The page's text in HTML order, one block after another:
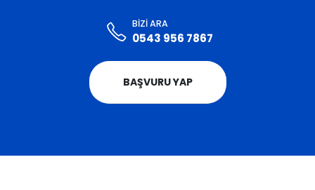
BIZI ARA
0543 956 7867
BAŞVURU YAP